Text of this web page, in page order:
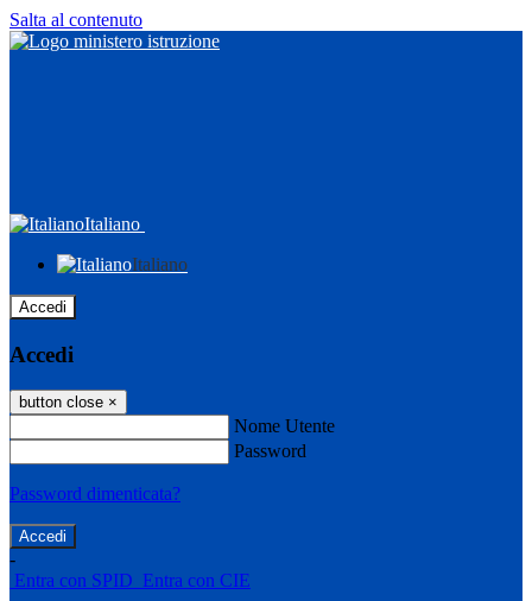
Salta al contenuto
Italiano
Italiano
Accedi
Accedi
button close ×
Nome Utente
Password
Password dimenticata?
-
Entra con SPID Entra con CIE